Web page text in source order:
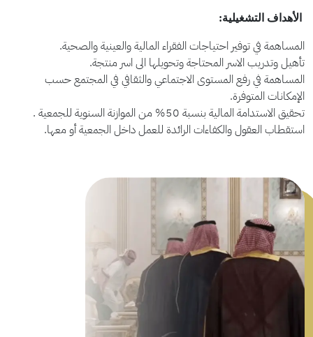
الأهداف التشغيلية:
المساهمة في توفير احتياجات الفقراء المالية والعينية والصحية.
تأهيل وتدريب الاسر المحتاجة وتحويلها الى اسر منتجة.
المساهمة في رفع المستوى الاجتماعي والثقافي في المجتمع حسب
الإمكانات المتوفرة.
تحقيق الاستدامة المالية بنسبة 50% من الموازنة السنوية للجمعية .
استقطاب العقول والكفاءات الرائدة للعمل داخل الجمعية أو معها.